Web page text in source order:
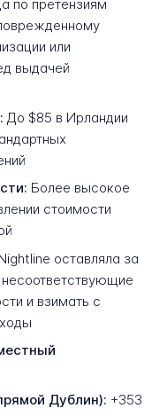
по претензиям
или
выдачей
До $85 в Ирландии
Более высокое
стоимости
оставляла за
и взимать с
Дублин): +353